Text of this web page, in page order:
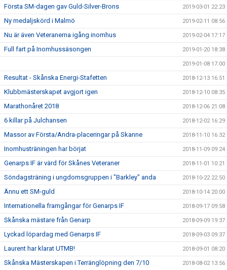
Första SM-dagen gav Guld-Silver-Brons 2019-03-01 22:23
Ny medaljskörd i Malmö 2019-02-11 08:56
Nu är även Veteranerna igång inomhus 2019-02-04 17:17
Full fart på Inomhussäsongen 2019-01-20 18:38
2019-01-08 17:00
Resultat - Skånska Energi-Stafetten 2018-12-13 16:51
Klubbmästerskapet avgjort igen 2018-12-10 08:35
Marathonåret 2018 2018-12-06 21:08
6 killar på Julchansen 2018-12-02 16:29
Massor av Första/Andra-placeringar på Skanne 2018-11-10 16:32
Inomhusträningen har börjat 2018-11-09 09:24
Genarps IF är värd för Skånes Veteraner 2018-11-01 10:21
Söndagsträning i ungdomsgruppen i "Barkley" anda 2018-10-22 22:50
Ännu ett SM-guld 2018-10-14 20:00
Internationella framgångar för Genarps IF 2018-09-17 09:58
Skånska mästare från Genarp 2018-09-09 19:37
Lyckad löpardag med Genarps IF 2018-09-03 09:37
Laurent har klarat UTMB! 2018-09-01 08:20
Skånska Mästerskapen i Terränglöpning den 7/10 2018-08-02 13:56